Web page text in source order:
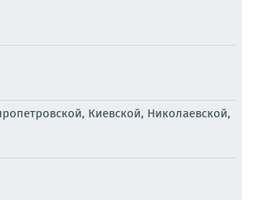
Киевской, Николаевской,